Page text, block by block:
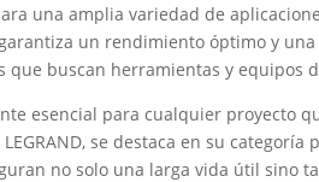
una amplia variedad de
un rendimiento óptimo y
buscan herramientas y equipos
esencial para cualquier proyecto
se destaca en su categoría
no solo una larga vida útil sino